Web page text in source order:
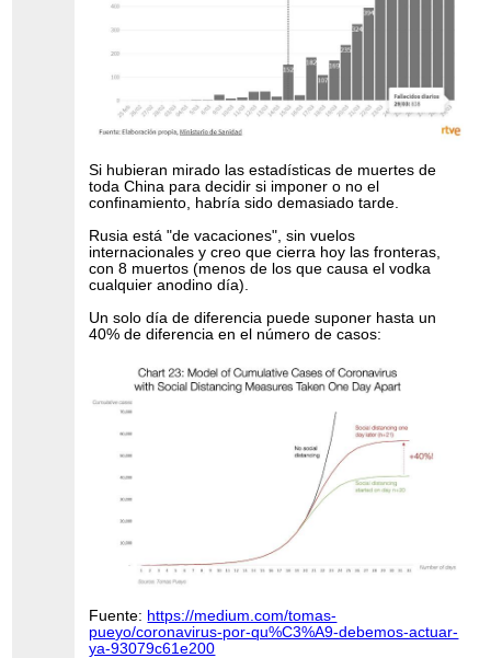
Si hubieran mirado las estadísticas de muertes de
toda China para decidir si imponer o no el
confinamiento, habría sido demasiado tarde.
Rusia está "de vacaciones", sin vuelos
internacionales y creo que cierra hoy las fronteras,
con 8 muertos (menos de los que causa el vodka
cualquier anodino día).
Un solo día de diferencia puede suponer hasta un
40% de diferencia en el número de casos:
Fuente: https://medium.com/tomas-
pueyo/coronavirus-por-qu%C3%A9-debemos-actuar-
ya-93079c61e200